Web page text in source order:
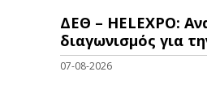
ΔΕΘ – HELEXPO:
διαγωνισμός για
07-08-2026